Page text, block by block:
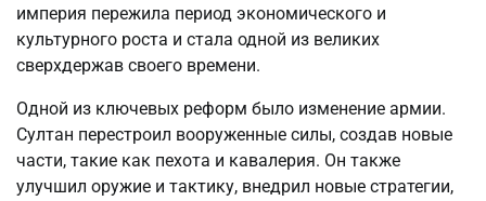
империя пережила период экономического и
культурного роста и стала одной из великих
сверхдержав своего времени.
Одной из ключевых реформ было изменение армии.
Султан перестроил вооруженные силы, создав новые
части, такие как пехота и кавалерия. Он также
улучшил оружие и тактику, внедрил новые стратегии,